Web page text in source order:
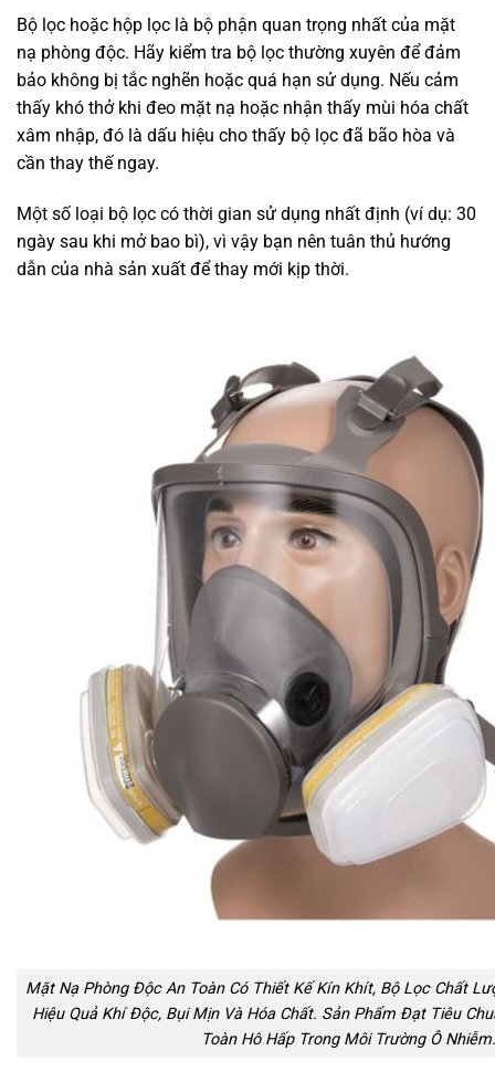
Bộ lọc hoặc hộp lọc là bộ phận quan trọng nhất của mặt
nạ phòng độc. Hãy kiểm tra bộ lọc thường xuyên để đảm
bảo không bị tắc nghẽn hoặc quá hạn sử dụng. Nếu cảm
thấy khó thở khi đeo mặt nạ hoặc nhận thấy mùi hóa chất
xâm nhập, đó là dấu hiệu cho thấy bộ lọc đã bão hòa và
cần thay thế ngay.
Một số loại bộ lọc có thời gian sử dụng nhất định (ví dụ: 30
ngày sau khi mở bao bì), vì vậy bạn nên tuân thủ hướng
dẫn của nhà sản xuất để thay mới kịp thời.
Mặt Nạ Phòng Độc An Toàn Có Thiết Kế Kín Khít, Bộ Lọc Chất
Hiệu Quả Khí Độc, Bụi Mịn Và Hóa Chất. Sản Phẩm Đạt Tiêu
Toàn Hô Hấp Trong Môi Trường Ô Nhiễm.